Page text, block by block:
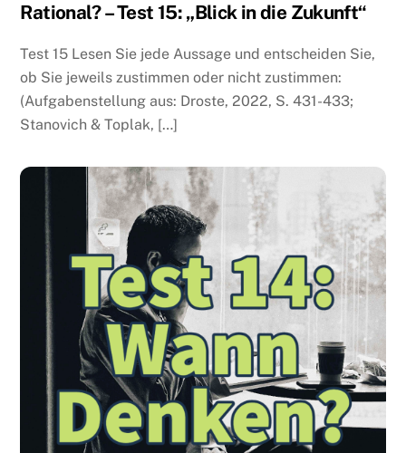
Rational? – Test 15: „Blick in die Zukunft“
Test 15 Lesen Sie jede Aussage und entscheiden Sie,
ob Sie jeweils zustimmen oder nicht zustimmen:
(Aufgabenstellung aus: Droste, 2022, S. 431-433;
Stanovich & Toplak, […]